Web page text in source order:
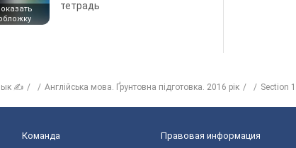
тетрадь
✍ Англійська мова. Ґрунтовна підготовка. 2016 рік Section 1
Команда Правовая информация